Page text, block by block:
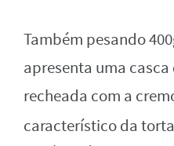
Também pesando
apresenta uma
recheada com a
característico da